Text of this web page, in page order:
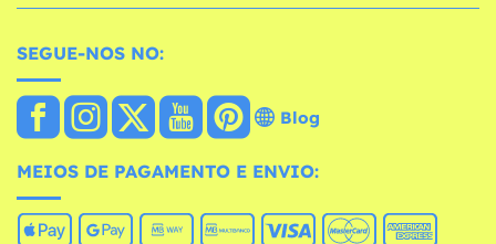
SEGUE-NOS NO:
Blog
MEIOS DE PAGAMENTO E ENVIO: